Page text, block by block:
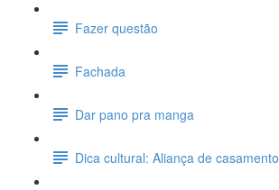
Fazer questão
Fachada
Dar pano pra manga
Dica cultural: Aliança de casamento